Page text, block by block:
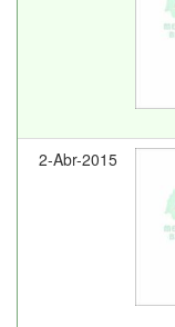
2-Abr-2015